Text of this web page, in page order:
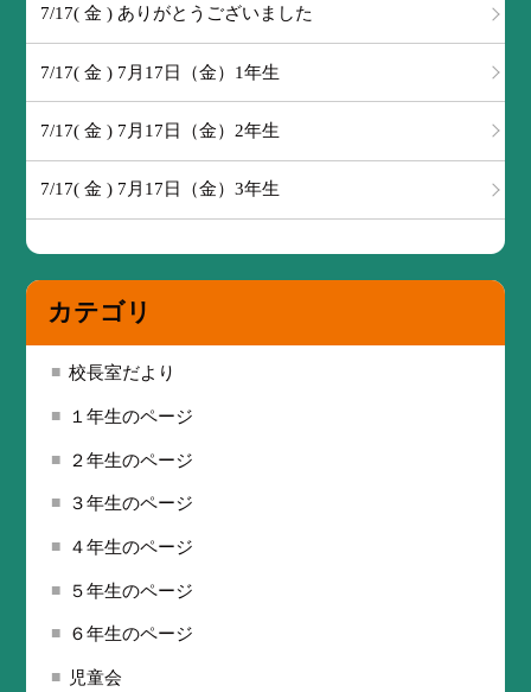
7/17( 金 ) ありがとうございました
7/17( 金 ) 7月17日（金）1年生
7/17( 金 ) 7月17日（金）2年生
7/17( 金 ) 7月17日（金）3年生
カテゴリ
校長室だより
１年生のページ
２年生のページ
３年生のページ
４年生のページ
５年生のページ
６年生のページ
児童会